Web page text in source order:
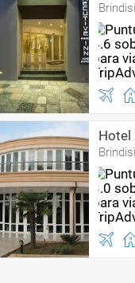
Brindisi
Hotel
Brindisi